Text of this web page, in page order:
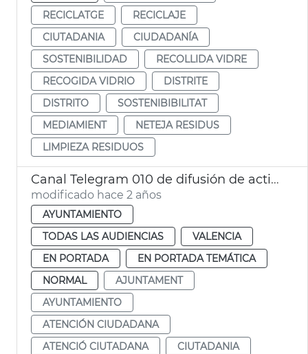
RECICLATGE
RECICLAJE
CIUTADANIA
CIUDADANÍA
SOSTENIBILIDAD
RECOLLIDA VIDRE
RECOGIDA VIDRIO
DISTRITE
DISTRITO
SOSTENIBIBILITAT
MEDIAMIENT
NETEJA RESIDUS
LIMPIEZA RESIDUOS
Canal Telegram 010 de difusión de actividades
modificado hace 2 años
AYUNTAMIENTO
TODAS LAS AUDIENCIAS
VALENCIA
EN PORTADA
EN PORTADA TEMÁTICA
NORMAL
AJUNTAMENT
AYUNTAMIENTO
ATENCIÓN CIUDADANA
ATENCIÓ CIUTADANA
CIUTADANIA